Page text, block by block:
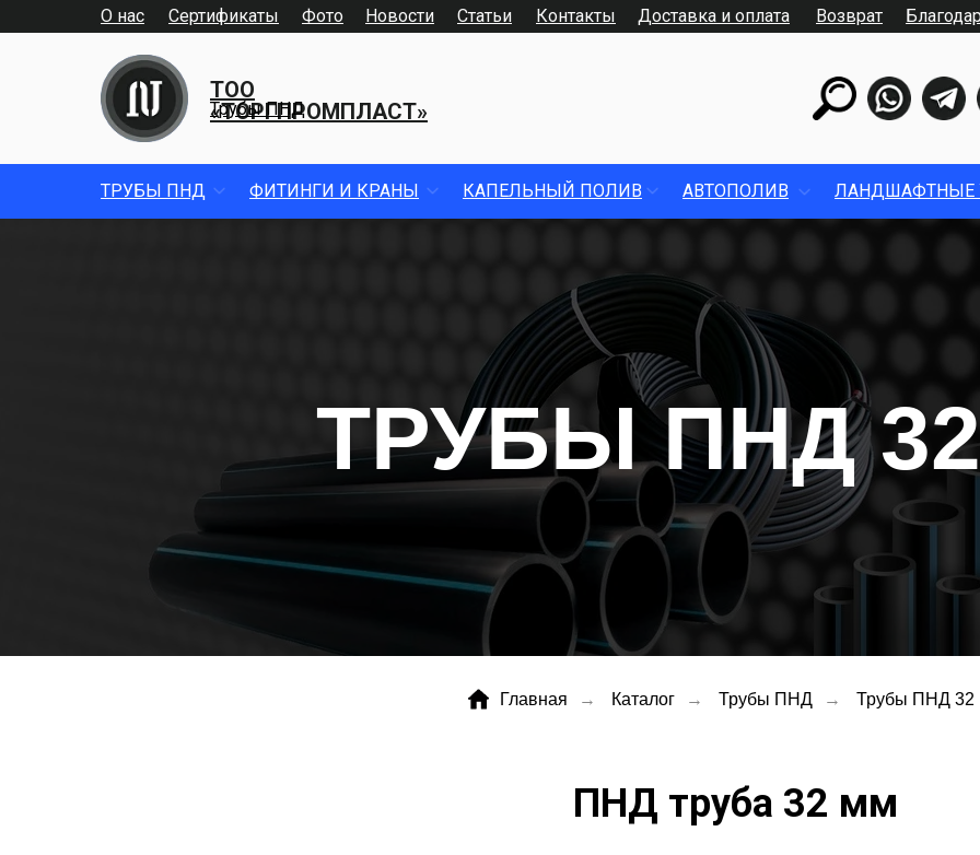
О нас Доставка и оплата
Контакты
Фото
Сертификаты Новости Статьи
ТОО
«ТОРГПРОМПЛАСТ»
Трубы ПНД
Возврат
ТРУБЫ ПНД ФИТИНГИ И КРАНЫ КАПЕЛЬНЫЙ ПОЛИВ АВТОПОЛИВ ЛАНДШАФТНЫЕ
ТРУБЫ ПНД
Главная → Каталог → Трубы ПНД → Трубы ПНД 32
ПНД труба 32 мм